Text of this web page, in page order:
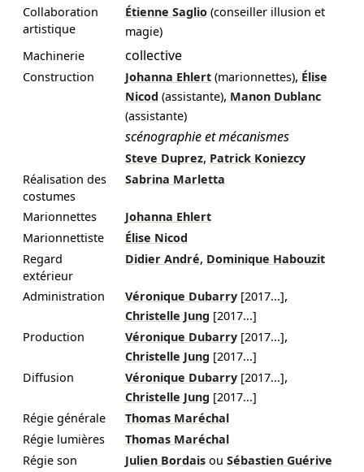
Collaboration
artistique
Étienne Saglio (conseiller illusion et
magie)
Machinerie
collective
Construction Johanna Ehlert (marionnettes), Élise
Nicod (assistante), Manon Dublanc
(assistante)
scénographie et mécanismes
Steve Duprez, Patrick Koniezcy
Réalisation des
costumes
Sabrina Marletta
Marionnettes
Johanna Ehlert
Marionnettiste
Élise Nicod
Regard
extérieur
Didier André, Dominique Habouzit
Administration Véronique Dubarry [2017...],
Christelle Jung [2017...]
Production
Véronique Dubarry [2017...],
Christelle Jung [2017...]
Diffusion
Véronique Dubarry [2017...],
Christelle Jung [2017...]
Régie générale
Thomas Maréchal
Régie lumières
Thomas Maréchal
Régie son
Julien Bordais ou Sébastien Guérive